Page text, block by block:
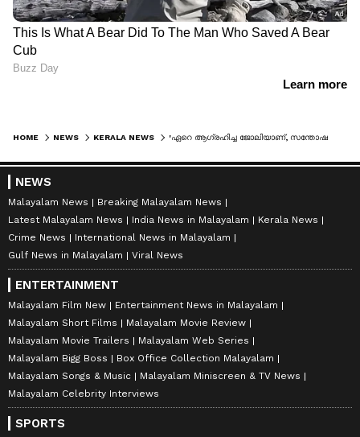
HOME NEWS KERALA NEWS
NEWS
Malayalam News
Breaking Malayalam News
Latest Malayalam News
India News in Malayalam
Kerala News
Crime News
International News in Malayalam
Gulf News in Malayalam
Viral News
ENTERTAINMENT
Malayalam Film New
Entertainment News in Malayalam
Malayalam Short Films
Malayalam Movie Review
Malayalam Movie Trailers
Malayalam Web Series
Malayalam Bigg Boss
Box Office Collection Malayalam
Malayalam Songs & Music
Malayalam Miniscreen & TV News
Malayalam Celebrity Interviews
SPORTS